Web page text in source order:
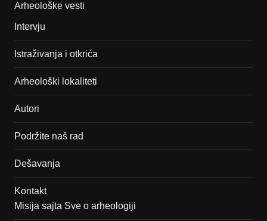
Arheološke vesti
Intervju
Istraživanja i otkrića
Arheološki lokaliteti
Autori
Podržite naš rad
Dešavanja
Kontakt
Misija sajta Sve o arheologiji